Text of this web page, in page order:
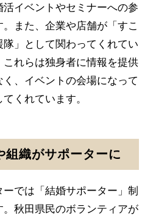
イベントやセミナーへの参
また、企業や店舗が「すこ
」として関わってくれてい
これらは独身者に情報を提供
、イベントの会場になって
くれています。
組織がサポーターに
では「結婚サポーター」制
。秋田県民のボランティアが